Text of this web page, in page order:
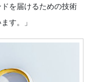
を届けるための技術
す。」